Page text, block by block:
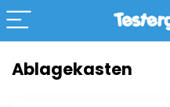
Ablagekasten